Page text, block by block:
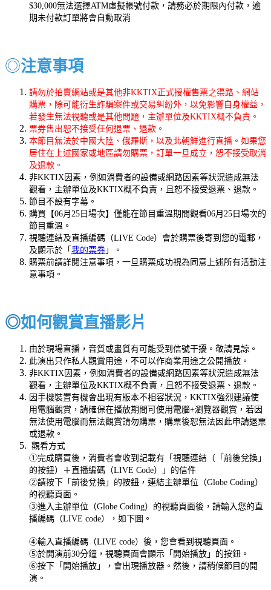
$30,000無法選擇ATM虛擬帳號付款，請務必於期限內付款，逾
期未付款訂單將會自動取消
◎注意事項
請勿於拍賣網站或是其他非KKTIX正式授權售票之渠路、網站
購票，除可能衍生詐騙案件或交易糾紛外，以免影響自身權益，
若發生無法視聽或是其他問題，主辦單位及KKTIX概不負責。
票券售出恕不接受任何退票、退款。
本節目無法於中國大陸、俄羅斯，以及北朝鮮進行直播。如果您
居住在上述國家或地區請勿購票，訂單一旦成立，恕不接受取消
及退款。
非KKTIX因素，例如消費者的設備或網路因素等狀況造成無法
觀看，主辦單位及KKTIX概不負責，且恕不接受退票、退款。
節目不設有字幕。
購買【06月25日場次】僅能在節目重溫期間觀看06月25日場次的
節目重溫。
視聽連結及直播編碼（LIVE Code）會於購票後寄到您的電郵，
及顯示於「 我的票券 」。
購票前請詳閱注意事項，一旦購票成功視為同意上述所有活動注
意事項。
◎如何觀賞直播影片
由於現場直播，音質或畫質有可能受到信號干擾。敬請見諒。
此演出只作私人觀賞用途，不可以作商業用途之公開播放。
非KKTIX因素，例如消費者的設備或網路因素等狀況造成無法
觀看，主辦單位及KKTIX概不負責，且恕不接受退票、退款。
因手機裝置有機會出現有版本不相容狀況，KKTIX強烈建議使
用電腦觀賞，請確保在播放期間可使用電腦+瀏覽器觀賞，若因
無法使用電腦而無法觀賞請勿購票，購票後恕無法因此申請退票
或退款。
觀看方式
①完成購買後，消費者會收到記載有「視聽連結（「前後兌換」
的按鈕）＋直播編碼（LIVE Code）」的信件
②請按下「前後兌換」的按鈕，連結主辦單位（Globe Coding）
的視聽頁面。
③進入主辦單位（Globe Coding）的視聽頁面後，請輸入您的直
播編碼（LIVE code），如下圖。
④輸入 直播編碼 （LIVE code）後，您會看到視聽頁面。
⑤於開演前30分鐘，視聽頁面會顯示「開始播放」的按鈕。
⑥按下「開始播放」，會出現播放器。然後，請稍候節目的開
演。